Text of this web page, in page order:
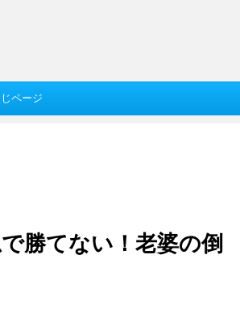
ページ
勝てない！老婆の倒